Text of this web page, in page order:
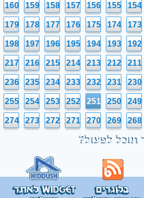
154
155
156
157
158
159
160
173
174
175
176
177
178
179
192
193
194
195
196
197
198
211
212
213
214
215
216
217
230
231
232
233
234
235
236
249
250
251
252
253
254
255
268
269
270
271
272
273
274
תוכל לפעול?